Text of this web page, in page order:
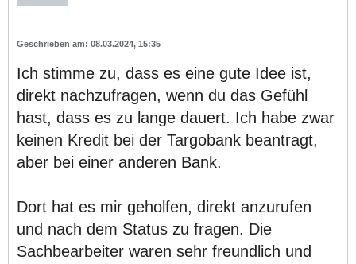
08.03.2024, 15:35
Ich stimme zu, dass es eine gute Idee ist,
direkt nachzufragen, wenn du das Gefühl
hast, dass es zu lange dauert. Ich habe zwar
keinen Kredit bei der Targobank beantragt,
aber bei einer anderen Bank.
Dort hat es mir geholfen, direkt anzurufen
und nach dem Status zu fragen. Die
Sachbearbeiter waren sehr freundlich und